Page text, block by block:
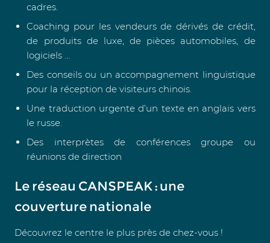
cadres.
Coaching pour les vendeurs de dérivés de crédit,
de produits de luxe, de pièces automobiles, de
logiciels …
Des conseils ou un accompagnement linguistique
pour la réception de visiteurs chinois.
Une traduction urgente d’un texte en anglais vers
le russe.
Des interprètes de conférences groupe ou
réunions de direction
Le réseau CANSPEAK : une
couverture nationale
Découvrez le centre le plus près de chez-vous !